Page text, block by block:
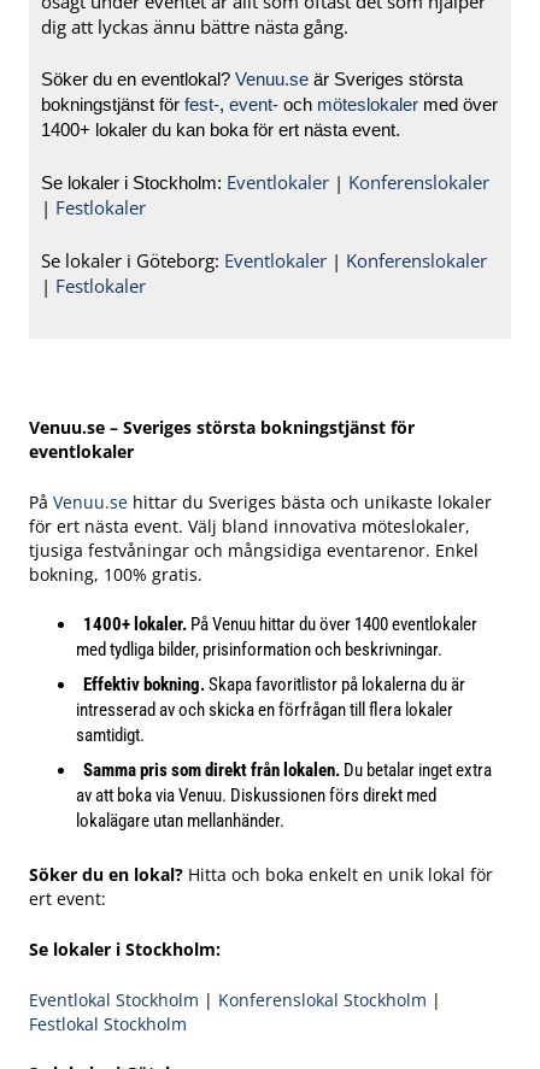
dig att lyckas ännu bättre nästa gång.
Söker du en eventlokal? Venuu.se är Sveriges största
bokningstjänst för fest-, event- och möteslokaler med över
1400+ lokaler du kan boka för ert nästa event.
Se lokaler i Stockholm: Eventlokaler | Konferenslokaler
| Festlokaler
Se lokaler i Göteborg: Eventlokaler | Konferenslokaler
| Festlokaler
Venuu.se – Sveriges största bokningstjänst för
eventlokaler
På Venuu.se hittar du Sveriges bästa och unikaste lokaler
för ert nästa event. Välj bland innovativa möteslokaler,
tjusiga festvåningar och mångsidiga eventarenor. Enkel
bokning, 100% gratis.
1400+ lokaler. På Venuu hittar du över 1400 eventlokaler
med tydliga bilder, prisinformation och beskrivningar.
Effektiv bokning.Skapa favoritlistor på lokalerna du är
intresserad av och skicka en förfrågan till flera lokaler
samtidigt.
Samma pris som direkt från lokalen. Du betalar inget extra
av att boka via Venuu. Diskussionen förs direkt med
lokalägare utan mellanhänder.
Söker du en lokal? Hitta och boka enkelt en unik lokal för
ert event:
Se lokaler i Stockholm:
Eventlokal Stockholm | Konferenslokal Stockholm |
Festlokal Stockholm